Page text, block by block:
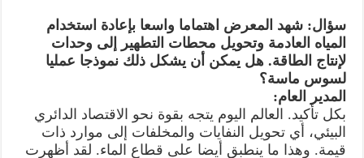
سؤال: شهد المعرض اهتماما واسعا بإعادة استخدام
المياه العادمة وتحويل محطات التطهير إلى وحدات
لإنتاج الطاقة. هل يمكن أن يشكل ذلك نموذجا عمليا
لسوس ماسة؟
المدير العام:
بكل تأكيد. العالم اليوم يتجه بقوة نحو الاقتصاد الدائري
البيئي، أي تحويل النفايات والمخلفات إلى موارد ذات
قيمة. وهذا ما ينطبق أيضا على قطاع الماء. لقد أظهرت